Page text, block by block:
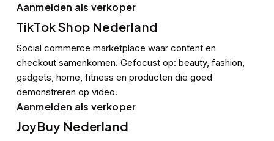
Aanmelden als verkoper
TikTok Shop Nederland
Social commerce marketplace waar content en
checkout samenkomen. Gefocust op: beauty, fashion,
gadgets, home, fitness en producten die goed
demonstreren op video.
Aanmelden als verkoper
JoyBuy Nederland